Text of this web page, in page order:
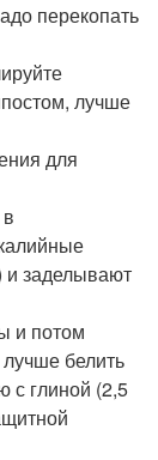
перекопать
лучше
для
и заделывают
и потом
белить
с глиной (2,5